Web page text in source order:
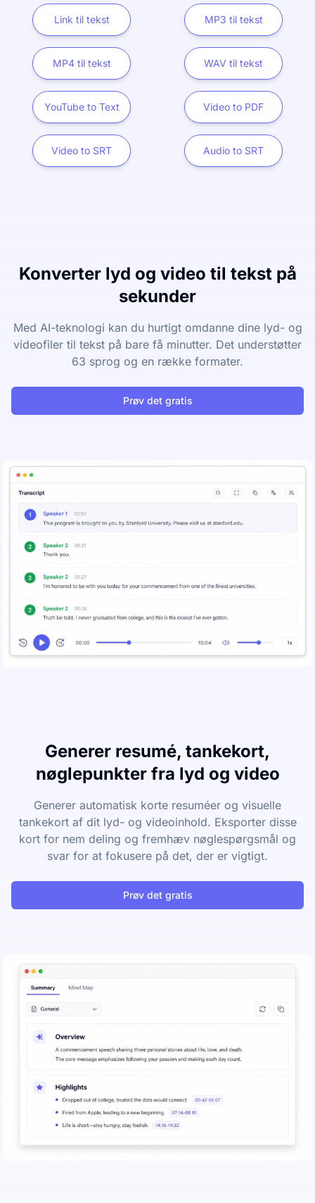
Link til tekst MP3 til tekst
MP4 til tekst WAV til tekst
YouTube to Text Video to PDF
Video to SRT Audio to SRT
Konverter lyd og video til tekst på
sekunder
Med AI-teknologi kan du hurtigt omdanne dine lyd- og
videofiler til tekst på bare få minutter. Det understøtter
63 sprog og en række formater.
Prøv det gratis
Generer resumé, tankekort,
nøglepunkter fra lyd og video
Generer automatisk korte resuméer og visuelle
tankekort af dit lyd- og videoinhold. Eksporter disse
kort for nem deling og fremhæv nøglespørgsmål og
svar for at fokusere på det, der er vigtigt.
Prøv det gratis